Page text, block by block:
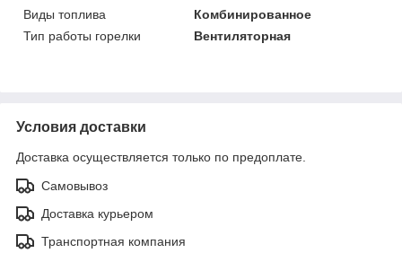
Виды топлива
Комбинированное
Тип работы горелки
Вентиляторная
Условия доставки
Доставка осуществляется только по предоплате.
Самовывоз
Доставка курьером
Транспортная компания